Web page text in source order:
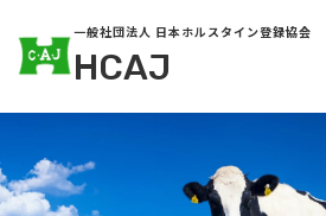
一般社団法人 日本ホルスタイン登録協会
HCAJ